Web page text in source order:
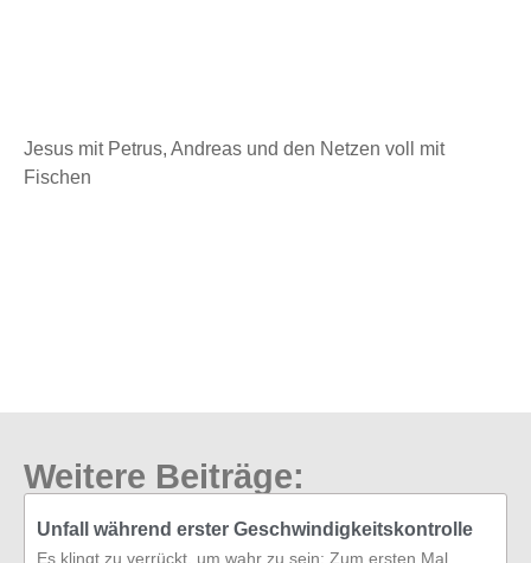
Jesus mit Petrus, Andreas und den Netzen voll mit
Fischen
Weitere Beiträge:
Unfall während erster Geschwindigkeitskontrolle
Es klingt zu verrückt, um wahr zu sein: Zum ersten Mal